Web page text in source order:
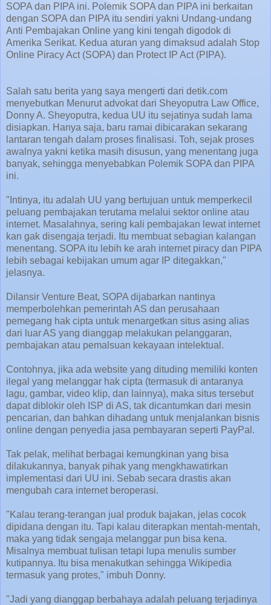
SOPA dan PIPA ini. Polemik SOPA dan PIPA ini berkaitan
dengan SOPA dan PIPA itu sendiri yakni Undang-undang
Anti Pembajakan Online yang kini tengah digodok di
Amerika Serikat. Kedua aturan yang dimaksud adalah Stop
Online Piracy Act (SOPA) dan Protect IP Act (PIPA).
Salah satu berita yang saya mengerti dari detik.com
menyebutkan Menurut advokat dari Sheyoputra Law Office,
Donny A. Sheyoputra, kedua UU itu sejatinya sudah lama
disiapkan. Hanya saja, baru ramai dibicarakan sekarang
lantaran tengah dalam proses finalisasi. Toh, sejak proses
awalnya yakni ketika masih disusun, yang menentang juga
banyak, sehingga menyebabkan Polemik SOPA dan PIPA
ini.
"Intinya, itu adalah UU yang bertujuan untuk memperkecil
peluang pembajakan terutama melalui sektor online atau
internet. Masalahnya, sering kali pembajakan lewat internet
kan gak disengaja terjadi. Itu membuat sebagian kalangan
menentang. SOPA itu lebih ke arah internet piracy dan PIPA
lebih sebagai kebijakan umum agar IP ditegakkan,"
jelasnya.
Dilansir Venture Beat, SOPA dijabarkan nantinya
memperbolehkan pemerintah AS dan perusahaan
pemegang hak cipta untuk menargetkan situs asing alias
dari luar AS yang dianggap melakukan pelanggaran,
pembajakan atau pemalsuan kekayaan intelektual.
Contohnya, jika ada website yang dituding memiliki konten
ilegal yang melanggar hak cipta (termasuk di antaranya
lagu, gambar, video klip, dan lainnya), maka situs tersebut
dapat diblokir oleh ISP di AS, tak dicantumkan dari mesin
pencarian, dan bahkan dihadang untuk menjalankan bisnis
online dengan penyedia jasa pembayaran seperti PayPal.
Tak pelak, melihat berbagai kemungkinan yang bisa
dilakukannya, banyak pihak yang mengkhawatirkan
implementasi dari UU ini. Sebab secara drastis akan
mengubah cara internet beroperasi.
"Kalau terang-terangan jual produk bajakan, jelas cocok
dipidana dengan itu. Tapi kalau diterapkan mentah-mentah,
maka yang tidak sengaja melanggar pun bisa kena.
Misalnya membuat tulisan tetapi lupa menulis sumber
kutipannya. Itu bisa menakutkan sehingga Wikipedia
termasuk yang protes," imbuh Donny.
"Jadi yang dianggap berbahaya adalah peluang terjadinya